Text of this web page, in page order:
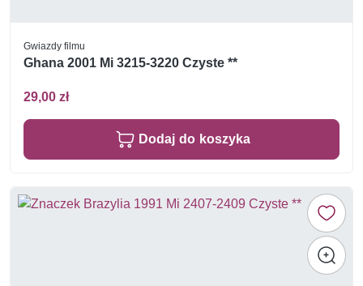
Gwiazdy filmu
Ghana 2001 Mi 3215-3220 Czyste **
29,00 zł
Dodaj do koszyka